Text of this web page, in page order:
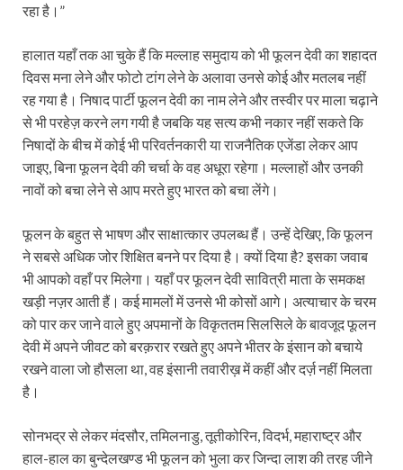
रहा है।”
हालात यहाँ तक आ चुके हैं कि मल्लाह समुदाय को भी फूलन देवी का शहादत
दिवस मना लेने और फोटो टांग लेने के अलावा उनसे कोई और मतलब नहीं
रह गया है। निषाद पार्टी फूलन देवी का नाम लेने और तस्वीर पर माला चढ़ाने
से भी परहेज़ करने लग गयी है जबकि यह सत्य कभी नकार नहीं सकते कि
निषादों के बीच में कोई भी परिवर्तनकारी या राजनैतिक एजेंडा लेकर आप
जाइए, बिना फूलन देवी की चर्चा के वह अधूरा रहेगा। मल्लाहों और उनकी
नावों को बचा लेने से आप मरते हुए भारत को बचा लेंगे।
फूलन के बहुत से भाषण और साक्षात्कार उपलब्ध हैं। उन्हें देखिए, कि फूलन
ने सबसे अधिक जोर शिक्षित बनने पर दिया है। क्यों दिया है? इसका जवाब
भी आपको वहाँ पर मिलेगा। यहाँ पर फूलन देवी सावित्री माता के समकक्ष
खड़ी नज़र आती हैं। कई मामलों में उनसे भी कोसों आगे। अत्याचार के चरम
को पार कर जाने वाले हुए अपमानों के विकृततम सिलसिले के बावजूद फूलन
देवी में अपने जीवट को बरक़रार रखते हुए अपने भीतर के इंसान को बचाये
रखने वाला जो हौसला था, वह इंसानी तवारीख़ में कहीं और दर्ज़ नहीं मिलता
है।
सोनभद्र से लेकर मंदसौर, तमिलनाडु, तूतीकोरिन, विदर्भ, महाराष्ट्र और
हाल-हाल का बुन्देलखण्ड भी फूलन को भुला कर जिन्दा लाश की तरह जीने